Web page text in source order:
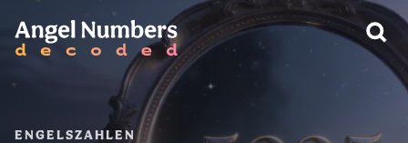
ENGELSZAHLEN
WARNUNG: